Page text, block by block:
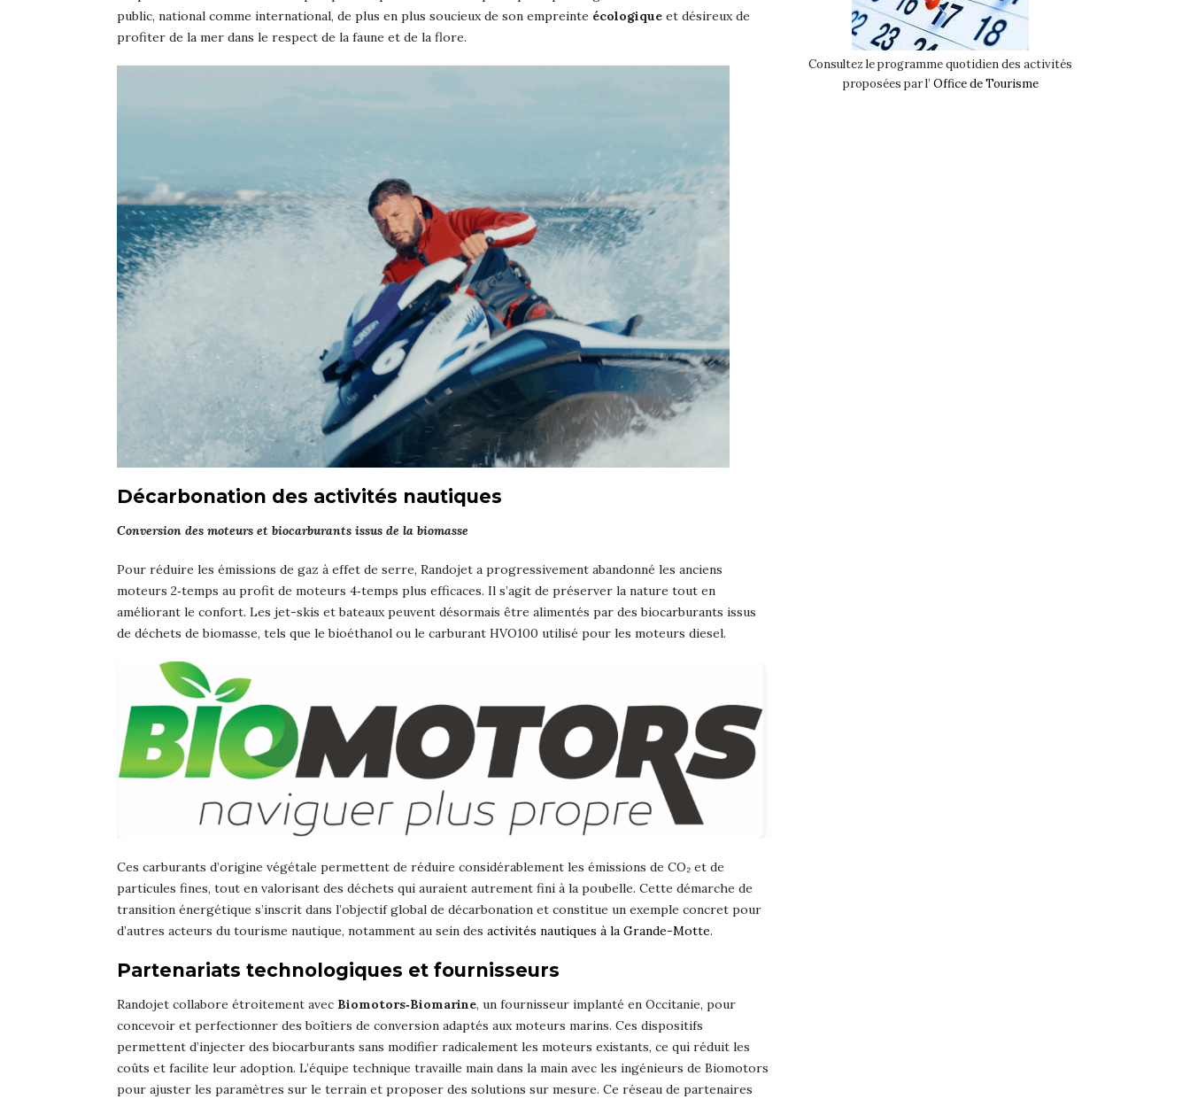
public, national comme international, de plus en plus soucieux de son empreinte écologique et désireux de
profiter de la mer dans le respect de la faune et de la flore.
Décarbonation des activités nautiques
Conversion des moteurs et biocarburants issus de la biomasse
Pour réduire les émissions de gaz à effet de serre, Randojet a progressivement abandonné les anciens
moteurs 2‑temps au profit de moteurs 4‑temps plus efficaces. Il s’agit de préserver la nature tout en
améliorant le confort. Les jet-skis et bateaux peuvent désormais être alimentés par des biocarburants issus
de déchets de biomasse, tels que le bioéthanol ou le carburant HVO100 utilisé pour les moteurs diesel.
Ces carburants d’origine végétale permettent de réduire considérablement les émissions de CO₂ et de
particules fines, tout en valorisant des déchets qui auraient autrement fini à la poubelle. Cette démarche de
transition énergétique s’inscrit dans l’objectif global de décarbonation et constitue un exemple concret pour
d’autres acteurs du tourisme nautique, notamment au sein des activités nautiques à la Grande-Motte.
Partenariats technologiques et fournisseurs
Randojet collabore étroitement avec Biomotors‑Biomarine, un fournisseur implanté en Occitanie, pour
concevoir et perfectionner des boîtiers de conversion adaptés aux moteurs marins. Ces dispositifs
permettent d’injecter des biocarburants sans modifier radicalement les moteurs existants, ce qui réduit les
coûts et facilite leur adoption. L’équipe technique travaille main dans la main avec les ingénieurs de Biomotors
pour ajuster les paramètres sur le terrain et proposer des solutions sur mesure. Ce réseau de partenaires
Consultez le programme quotidien des activités
proposées par l’ Office de Tourisme